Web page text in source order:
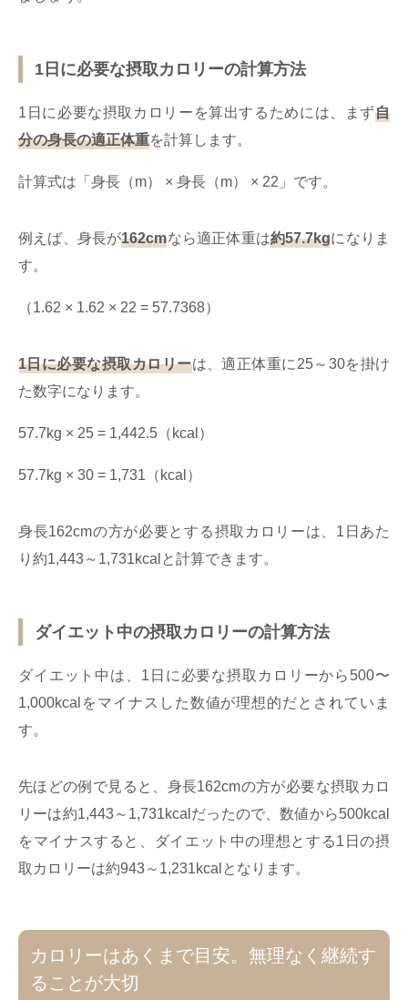
1日に必要な摂取カロリーの計算方法
1日に必要な摂取カロリーを算出するためには、まず自
分の身長の適正体重を計算します。
計算式は「身長（m） × 身長（m） × 22」です。
例えば、身長が162cmなら適正体重は約57.7kgになりま
す。
（1.62 × 1.62 × 22 = 57.7368）
1日に必要な摂取カロリーは、適正体重に25～30を掛け
た数字になります。
57.7kg × 25 = 1,442.5（kcal）
57.7kg × 30 = 1,731（kcal）
身長162cmの方が必要とする摂取カロリーは、1日あた
り約1,443～1,731kcalと計算できます。
ダイエット中の摂取カロリーの計算方法
ダイエット中は、1日に必要な摂取カロリーから500〜
1,000kcalをマイナスした数値が理想的だとされていま
す。
先ほどの例で見ると、身長162cmの方が必要な摂取カロ
リーは約1,443～1,731kcalだったので、数値から500kcal
をマイナスすると、ダイエット中の理想とする1日の摂
取カロリーは約943～1,231kcalとなります。
カロリーはあくまで目安。無理なく継続す
ることが大切